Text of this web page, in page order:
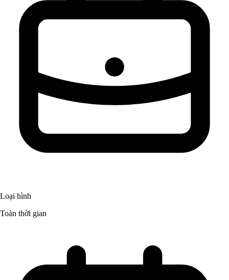
Loại hình
Toàn thời gian